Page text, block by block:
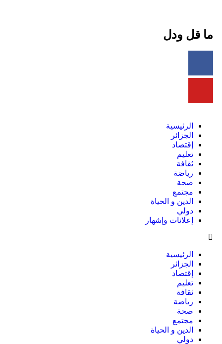
ما قل ودل
الرئيسية
الجزائر
إقتصاد
تعليم
ثقافة
رياضة
صحة
مجتمع
الدين و الحياة
دولي
إعلانات وإشهار
الرئيسية
الجزائر
إقتصاد
تعليم
ثقافة
رياضة
صحة
مجتمع
الدين و الحياة
دولي